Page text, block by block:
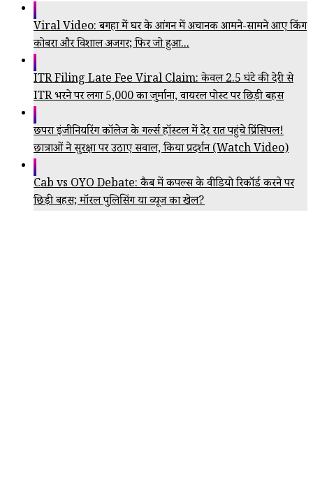
Viral Video: बगहा में घर के आंगन में अचानक आमने-सामने आए किंग
कोबरा और विशाल अजगर; फिर जो हुआ...
ITR Filing Late Fee Viral Claim: केवल 2.5 घंटे की देरी से
ITR भरने पर लगा ₹5,000 का जुर्माना, वायरल पोस्ट पर छिड़ी बहस
छपरा इंजीनियरिंग कॉलेज के गर्ल्स हॉस्टल में देर रात पहुंचे प्रिंसिपल!
छात्राओं ने सुरक्षा पर उठाए सवाल, किया प्रदर्शन (Watch Video)
Cab vs OYO Debate: कैब में कपल्स के वीडियो रिकॉर्ड करने पर
छिड़ी बहस; मॉरल पुलिसिंग या व्यूज का खेल?